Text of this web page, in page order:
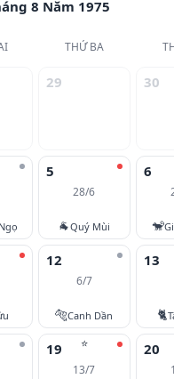
8 Năm 1975
THỨ BA
29 30
5
28/6
🐐Quý Mùi
6
🐒
12
6/7
🐅Canh Dần
13
🐈
⭐
19
13/7
20